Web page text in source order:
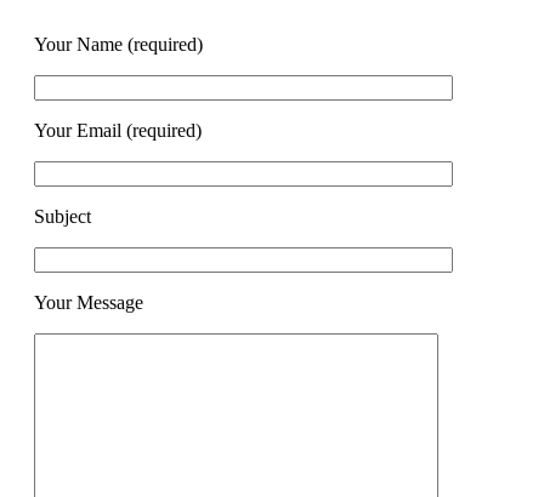
Your Name (required)
Your Email (required)
Subject
Your Message